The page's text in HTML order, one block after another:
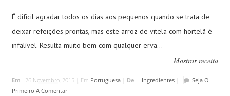
É difícil agradar todos os dias aos pequenos quando se trata de
deixar refeições prontas, mas este arroz de vitela com hortelã é
infalível. Resulta muito bem com qualquer erva...
Mostrar receita
Em 26 Novembro, 2015 | Em Portuguesa| De Ingredientes|
Seja O
Primeiro A Comentar